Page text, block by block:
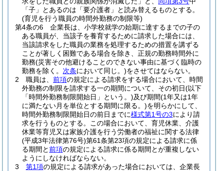
「子」とあるのは「要介護者」と読み替えるものとする。
(育児を行う職員の時間外勤務の制限等)
第4条の6
企業長は、小学校就学の始期に達するまでの子の
ある職員が、当該子を養育するために請求した場合には、
当該請求をした職員の業務を処理するための措置を講ずる
ことが著しく困難である場合を除き、正規の勤務時間外に
勤務(災害その他避けることのできない事由に基づく臨時の
勤務を除く。 次条において同じ。)をさせてはならない。
2
職員は、 前項の規定による請求をする場合において、時間
外勤務の制限を請求する一の期間について、その初日(以下
「時間外勤務制限開始日」という。)及び期間(1年又は1年
に満たない月を単位とする期間に限る。)を明らかにして、
時間外勤務制限開始日の前日までに様式第1号の3により請
求を行うものとする。
この場合において、育児休業、介護
休業等育児又は家族介護を行う労働者の福祉に関する法律
(平成3年法律第76号)第61条第23項の規定による請求に係
る期間と前項の規定による請求に係る期間とが重複しない
ようにしなければならない。
3
第1項の規定による請求があった場合においては、企業長